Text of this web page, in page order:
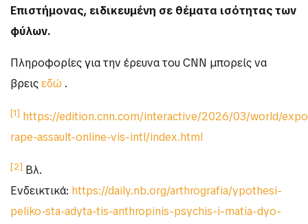
Επιστήμονας, ειδικευμένη σε θέματα ισότητας των
φύλων.
Πληροφορίες για την έρευνα του CNN μπορείς να
βρειςεδώ .
[1] https://edition.cnn.com/interactive/2026/03/world/
rape-assault-online-vis-intl/index.html
[2] Βλ.
Ενδεικτικά: https://daily.nb.org/arthrografia/ypothesi-
peliko-sta-adyta-tis-anthropinis-psychis-i-matia-dyo-